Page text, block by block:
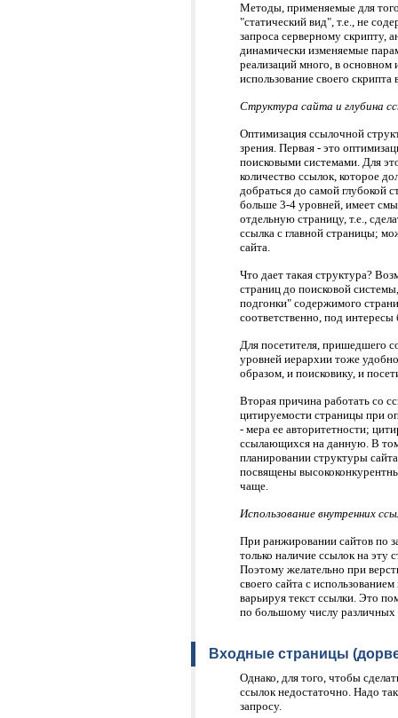
Методы, применяемые для
"статический вид", т.е., не
запроса серверному скрипту,
динамически изменяемые
реализаций много, в основном
использование своего
Структура сайта и глубина
Оптимизация ссылочной
зрения. Первая - это
поисковыми системами. Для
количество ссылок, которое
добраться до самой глубокой
больше 3-4 уровней, имеет
отдельную страницу, т.е.,
ссылка с главной страницы;
сайта.
Что дает такая структура?
страниц до поисковой
подгонки" содержимого
соответственно, под интересы
Для посетителя, пришедшего
уровней иерархии тоже
образом, и поисковику, и
Вторая причина работать со
цитируемости страницы при
- мера ее авторитетности;
ссылающихся на данную. В
планировании структуры
посвящены
чаще.
Использование внутренних
При ранжировании сайтов по
только наличие ссылок на эту
Поэтому желательно при
своего сайта с
варьируя текст ссылки. Это
по большому числу различных
Входные страницы
Однако, для того, чтобы
ссылок недостаточно. Надо
запросу.